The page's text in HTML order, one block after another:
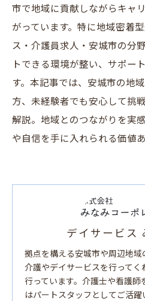
市で地域に貢献しながらキャ
がっています。特に地域密着
ス・介護員求人・安城市の分
トできる環境が整い、サポー
す。本記事では、安城市の地
方、未経験者でも安心して挑
解説。地域とのつながりを実
や自信を手に入れられる価値
デイサービス
拠点を構える安城市や周辺地
介護やデイサービスを行って
行っています。介護士や看護師
はパートスタッフとしてご活躍